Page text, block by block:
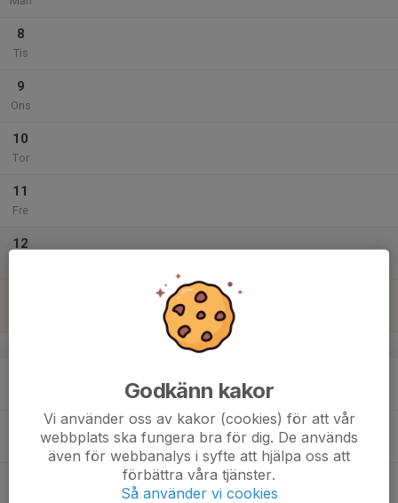
8
Tis
9
Ons
10
Tor
11
Fre
12
v.38
Godkänn kakor
Vi använder oss av kakor (cookies) för att vår
webbplats ska fungera bra för dig. De används
även för webbanalys i syfte att hjälpa oss att
förbättra våra tjänster.
Så använder vi cookies